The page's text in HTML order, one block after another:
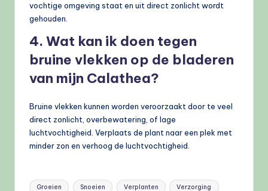
vochtige omgeving staat en uit direct zonlicht wordt
gehouden.
4. Wat kan ik doen tegen
bruine vlekken op de bladeren
van mijn Calathea?
Bruine vlekken kunnen worden veroorzaakt door te veel
direct zonlicht, overbewatering, of lage
luchtvochtigheid. Verplaats de plant naar een plek met
minder zon en verhoog de luchtvochtigheid.
Tags:
Groeien Snoeien Verplanten Verzorging